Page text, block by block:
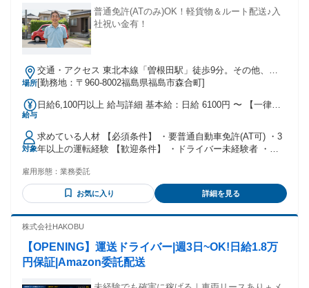
普通免許(ATのみ)OK！軽貨物＆ルート配送♪入
社祝い金有！
場所
交通・アクセス 東北本線「曽根田駅」徒歩9分。その他、
JR「福島駅」徒歩11分。
[勤務地：〒960-8002福島県福島市森合町]
給与
日給6,100円以上 給与詳細 基本給：日給 6100円 〜 【一律手
し 全員に一律で支払われるその他手当金額：なし (平日) ＊12
時～17時40分/日給6100円 ＊16時20分～17時40分/日給3500円
(土・日・祝日) ＊12時～17時40分/日給4200円
対象
求めている人材 【必須条件】 ・要普通自動車免許(AT可) ・3
年以上の運転経験 【歓迎条件】 ・ドライバー未経験者 ・運
道に詳しい方 ・自分らしく働きたい方 ・もくもくと集中して
働きたい方
雇用形態： 業務委託
お気に入り 詳細を見る
株式会社HAKOBU
【OPENING】運送ドライバー|週3日~OK!日給1.8万
円保証|Amazon委託配送